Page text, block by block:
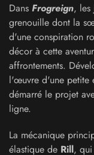
Dans Frogreign, les
grenouille dont la
d'une conspiration
décor à cette
affrontements.
l'œuvre d'une petite
démarré le projet
ligne.
La mécanique
élastique de Rill,